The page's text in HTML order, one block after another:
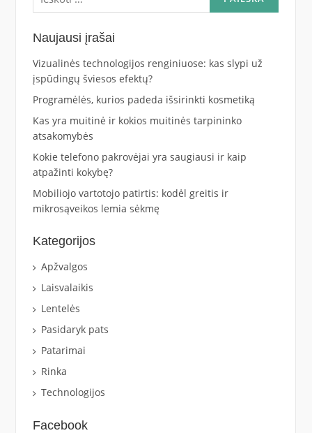
Naujausi įrašai
Vizualinės technologijos renginiuose: kas slypi už
įspūdingų šviesos efektų?
Programėlės, kurios padeda išsirinkti kosmetiką
Kas yra muitinė ir kokios muitinės tarpininko
atsakomybės
Kokie telefono pakrovėjai yra saugiausi ir kaip
atpažinti kokybę?
Mobiliojo vartotojo patirtis: kodėl greitis ir
mikrosąveikos lemia sėkmę
Kategorijos
Apžvalgos
Laisvalaikis
Lentelės
Pasidaryk pats
Patarimai
Rinka
Technologijos
Facebook